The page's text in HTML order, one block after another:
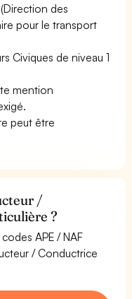
des
pour le transport
Civiques de niveau 1
mention
peut être
/
?
APE / NAF
/ Conductrice